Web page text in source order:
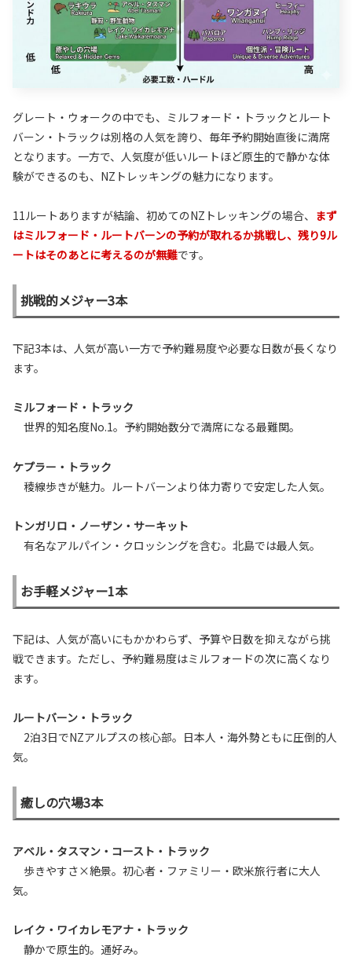
グレート・ウォークの中でも、ミルフォード・トラックとルート
バーン・トラックは別格の人気を誇り、毎年予約開始直後に満席
となります。一方で、人気度が低いルートほど原生的で静かな体
験ができるのも、NZトレッキングの魅力になります。
11ルートありますが結論、初めてのNZトレッキングの場合、 まず
はミルフォード・ルートバーンの予約が取れるか挑戦し、残り9ル
ートはそのあとに考えるのが無難です。
挑戦的メジャー3本
下記3本は、人気が高い一方で予約難易度や必要な日数が長くなり
ます。
ミルフォード・トラック
世界的知名度No.1。予約開始数分で満席になる最難関。
ケプラー・トラック
稜線歩きが魅力。ルートバーンより体力寄りで安定した人気。
トンガリロ・ノーザン・サーキット
有名なアルパイン・クロッシングを含む。北島では最人気。
お手軽メジャー1本
下記は、人気が高いにもかかわらず、予算や日数を抑えながら挑
戦できます。ただし、予約難易度はミルフォードの次に高くなり
ます。
ルートバーン・トラック
2泊3日でNZアルプスの核心部。日本人・海外勢ともに圧倒的人
気。
癒しの穴場3本
アベル・タスマン・コースト・トラック
歩きやすさ×絶景。初心者・ファミリー・欧米旅行者に大人
気。
レイク・ワイカレモアナ・トラック
静かで原生的。通好み。